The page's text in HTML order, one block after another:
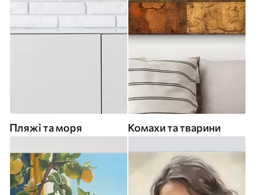
Пляжі та моря Комахи та тварини